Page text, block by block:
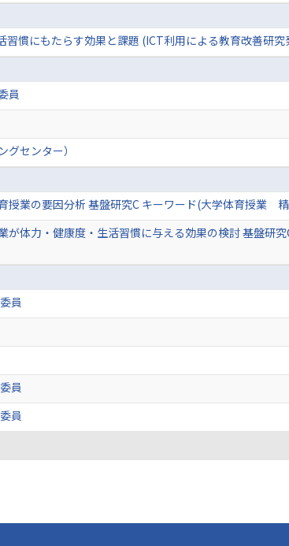
慣にもたらす効果と課題 (ICT利用による教育改善研究
員
センター）
授業の要因分析 基盤研究C キーワード(大学体育授業
体力・健康度・生活習慣に与える効果の検討 基盤研究
員
員
員